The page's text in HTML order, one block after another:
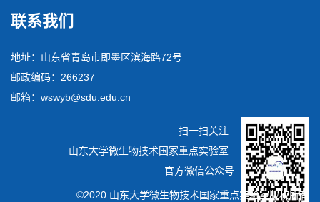
联系我们
地址：山东省青岛市即墨区滨海路72号
邮政编码：266237
邮箱：wswyb@sdu.edu.cn
扫一扫关注
山东大学微生物技术国家重点实验室
官方微信公众号
©2020 山东大学微生物技术国家重点实验室版权所有